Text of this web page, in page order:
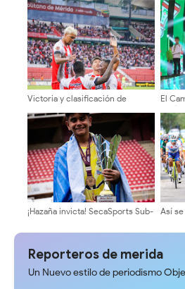
Victoria y clasificación de
el Monagas
El
¡Hazaña invicta! SecaSports Sub-
y representará a Venezuela en
Así
Reporteros de merida
Un Nuevo estilo de periodismo